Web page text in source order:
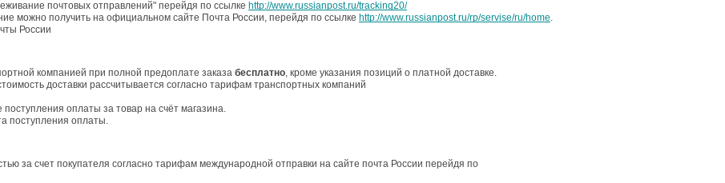
почтовых отправлений" перейдя по ссылке http://www.russianpost.ru/tracking20/
можно получить на официальном сайте Почта России, перейдя по ссылке http://www.russianpost.ru/rp/servise/ru/home.
России
компанией при полной предоплате заказа бесплатно, кроме указания позиций о платной доставке.
доставки рассчитывается согласно тарифам транспортных компаний
оплаты за товар на счёт магазина.
поступления оплаты.
за счет покупателя согласно тарифам международной отправки на сайте почта России перейдя по